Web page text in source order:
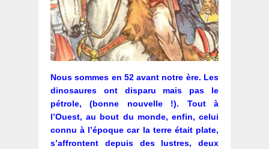
Nous sommes en 52 avant notre ère. Les
dinosaures ont disparu mais pas le
pétrole, (bonne nouvelle !). Tout à
l’Ouest, au bout du monde, enfin, celui
connu à l’époque car la terre était plate,
s’affrontent depuis des lustres, deux